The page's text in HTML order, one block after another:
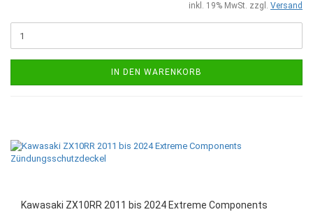
inkl. 19% MwSt. zzgl. Versand
IN DEN WARENKORB
Kawasaki ZX10RR 2011 bis 2024 Extreme Components